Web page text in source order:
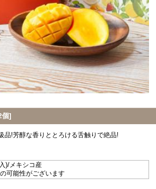
個]
品!芳醇な香りととろける舌触りで絶品!
)/メキシコ産
可能性がございます